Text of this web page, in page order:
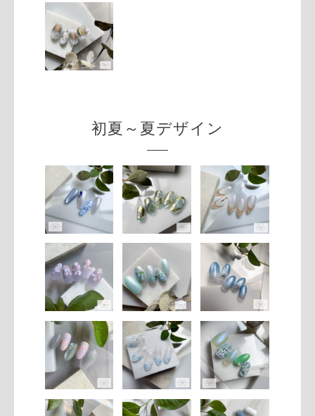
初夏～夏デザイン